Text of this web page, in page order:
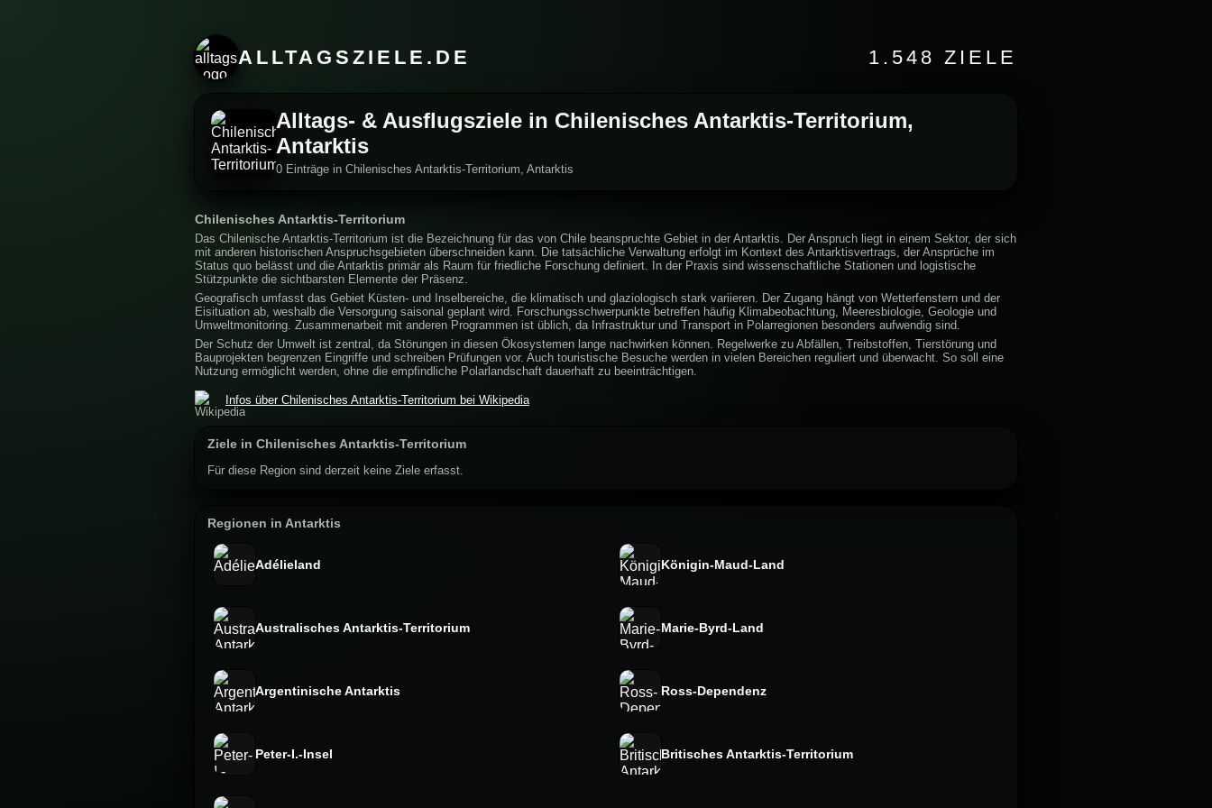
ALLTAGSZIELE.DE 1.548 ZIELE
Alltags- & Ausflugsziele in Chilenisches Antarktis-Territorium,
Antarktis
0 Einträge in Chilenisches Antarktis-Territorium, Antarktis
Chilenisches Antarktis-Territorium
Das Chilenische Antarktis-Territorium ist die Bezeichnung für das von Chile beanspruchte Gebiet in der Antarktis. Der Anspruch liegt in einem Sektor, der sich
mit anderen historischen Anspruchsgebieten überschneiden kann. Die tatsächliche Verwaltung erfolgt im Kontext des Antarktisvertrags, der Ansprüche im
Status quo belässt und die Antarktis primär als Raum für friedliche Forschung definiert. In der Praxis sind wissenschaftliche Stationen und logistische
Stützpunkte die sichtbarsten Elemente der Präsenz.
Geografisch umfasst das Gebiet Küsten- und Inselbereiche, die klimatisch und glaziologisch stark variieren. Der Zugang hängt von Wetterfenstern und der
Eisituation ab, weshalb die Versorgung saisonal geplant wird. Forschungsschwerpunkte betreffen häufig Klimabeobachtung, Meeresbiologie, Geologie und
Umweltmonitoring. Zusammenarbeit mit anderen Programmen ist üblich, da Infrastruktur und Transport in Polarregionen besonders aufwendig sind.
Der Schutz der Umwelt ist zentral, da Störungen in diesen Ökosystemen lange nachwirken können. Regelwerke zu Abfällen, Treibstoffen, Tierstörung und
Bauprojekten begrenzen Eingriffe und schreiben Prüfungen vor. Auch touristische Besuche werden in vielen Bereichen reguliert und überwacht. So soll eine
Nutzung ermöglicht werden, ohne die empfindliche Polarlandschaft dauerhaft zu beeinträchtigen.
Infos über Chilenisches Antarktis-Territorium bei Wikipedia
Ziele in Chilenisches Antarktis-Territorium
Für diese Region sind derzeit keine Ziele erfasst.
Regionen in Antarktis
Adélieland Königin-Maud-Land
Australisches Antarktis-Territorium Marie-Byrd-Land
Argentinische Antarktis Ross-Dependenz
Peter-I.-Insel Britisches Antarktis-Territorium